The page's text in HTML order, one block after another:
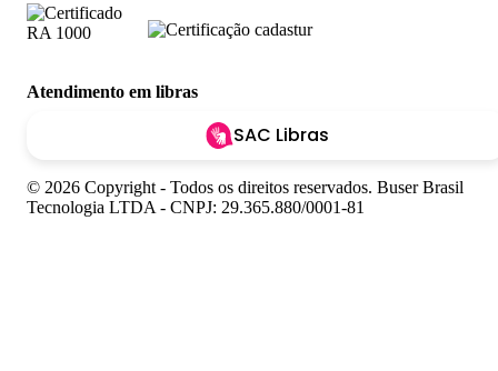
Atendimento em libras
SAC Libras
© 2026 Copyright - Todos os direitos reservados. Buser Brasil
Tecnologia LTDA - CNPJ: 29.365.880/0001-81